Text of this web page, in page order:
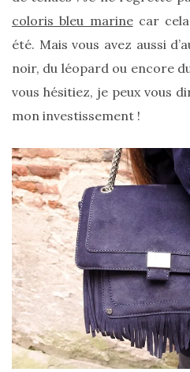
Sélections
shopping
ARCHIVES
DU BLOG
coloris bleu marinecar cela
été. Mais vous avez aussi
noir, du léopard ou encore
vous hésitiez, je peux vous
mon investissement !